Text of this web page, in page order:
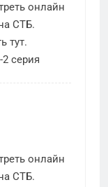
онлайн
СТБ.
тут.
серия
онлайн
СТБ.